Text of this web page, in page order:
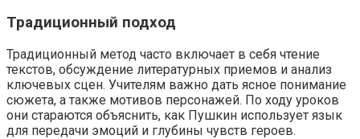
Традиционный подход
Традиционный метод часто включает в себя чтение
текстов, обсуждение литературных приемов и анализ
ключевых сцен. Учителям важно дать ясное понимание
сюжета, а также мотивов персонажей. По ходу уроков
они стараются объяснить, как Пушкин использует язык
для передачи эмоций и глубины чувств героев.